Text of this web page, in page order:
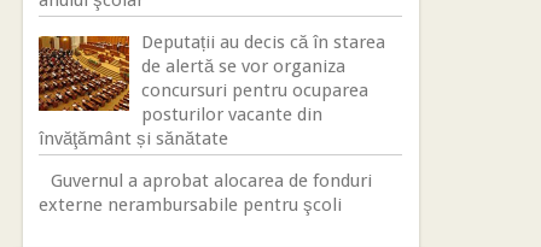
Deputații au decis că în starea
de alertă se vor organiza
concursuri pentru ocuparea
posturilor vacante din
învăţământ și sănătate
Guvernul a aprobat alocarea de fonduri
externe nerambursabile pentru şcoli